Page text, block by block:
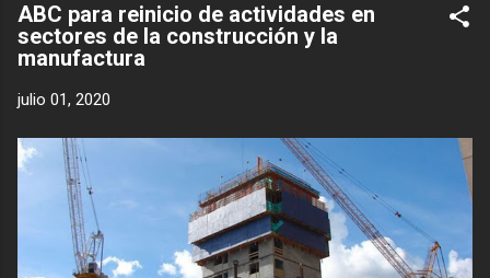
ABC para reinicio de actividades en
sectores de la construcción y la
manufactura
julio 01, 2020